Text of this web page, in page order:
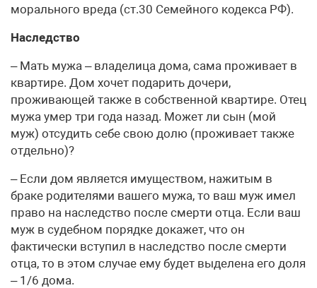
морального вреда (ст.30 Семейного кодекса РФ).
Наследство
– Мать мужа – владелица дома, сама проживает в
квартире. Дом хочет подарить дочери,
проживающей также в собственной квартире. Отец
мужа умер три года назад. Может ли сын (мой
муж) отсудить себе свою долю (проживает также
отдельно)?
– Если дом является имуществом, нажитым в
браке родителями вашего мужа, то ваш муж имел
право на наследство после смерти отца. Если ваш
муж в судебном порядке докажет, что он
фактически вступил в наследство после смерти
отца, то в этом случае ему будет выделена его доля
– 1/6 дома.